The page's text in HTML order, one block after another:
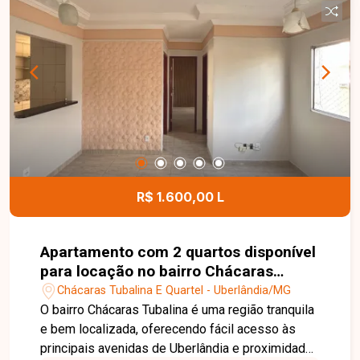
R$ 1.600,00 L
Apartamento com 2 quartos disponível
para locação no bairro Chácaras
Tubalina em Uberlândia-MG
Chácaras Tubalina E Quartel - Uberlândia/MG
O bairro Chácaras Tubalina é uma região tranquila
e bem localizada, oferecendo fácil acesso às
principais avenidas de Uberlândia e proximidade